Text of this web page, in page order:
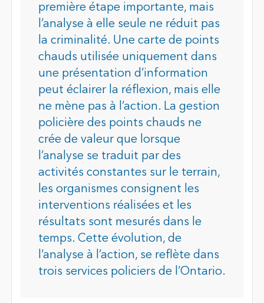
première étape importante, mais
l’analyse à elle seule ne réduit pas
la criminalité. Une carte de points
chauds utilisée uniquement dans
une présentation d’information
peut éclairer la réflexion, mais elle
ne mène pas à l’action. La gestion
policière des points chauds ne
crée de valeur que lorsque
l’analyse se traduit par des
activités constantes sur le terrain,
les organismes consignent les
interventions réalisées et les
résultats sont mesurés dans le
temps. Cette évolution, de
l’analyse à l’action, se reflète dans
trois services policiers de l’Ontario.